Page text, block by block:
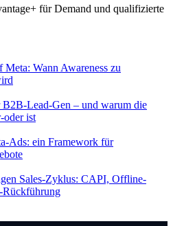
für Demand und qualifizierte
Meta: Wann Awareness zu
Lead-Gen – und warum die
oder ist
Ads: ein Framework für
Sales-Zyklus: CAPI, Offline-
Rückführung